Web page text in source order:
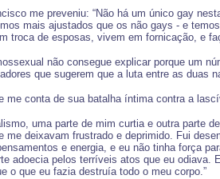
me preveniu: “Não há um único gay
mais ajustados que os não gays - e
troca de esposas, vivem em fornicação, e
não consegue explicar porque um
que sugerem que a luta entre as duas
me conta de sua batalha íntima contra a
uma parte de mim curtia e outra parte
me deixavam frustrado e deprimido. Fui
e energia, e eu não tinha força
adoecia pelos terríveis atos que eu
o que eu fazia destruía todo o meu corpo.”